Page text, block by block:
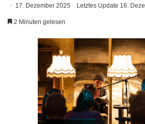
17. Dezember 2025 Letztes Update 16.
2 Minuten gelesen